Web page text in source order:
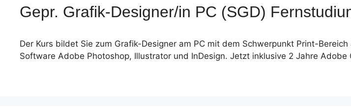
Gepr. Grafik-Designer/in PC (SGD)
Der Kurs bildet Sie zum Grafik-Designer am PC mit dem Schwerpunkt Print-
Software Adobe Photoshop, Illustrator und InDesign. Jetzt inklusive 2 Jahre